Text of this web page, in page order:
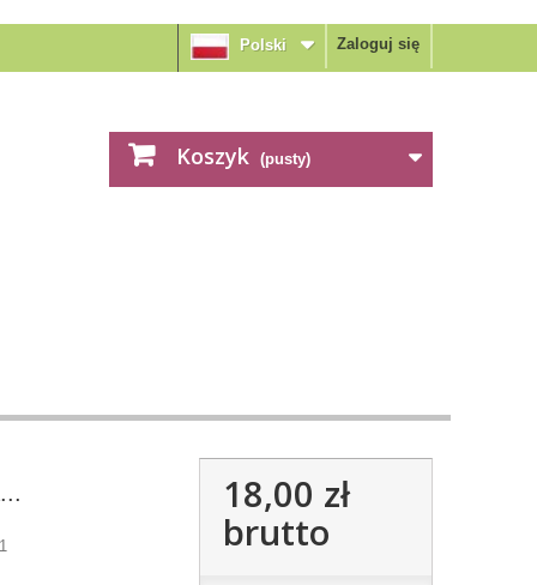
Zaloguj się
Polski
Koszyk (pusty)
18,00 zł
brutto